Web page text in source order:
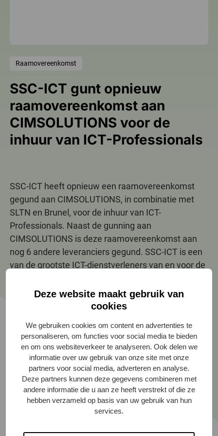
Deze website maakt gebruik van
cookies
We gebruiken cookies om content en advertenties te
personaliseren, om functies voor social media te bieden
en om ons websiteverkeer te analyseren. Ook delen we
informatie over uw gebruik van onze site met onze
partners voor social media, adverteren en analyse.
Deze partners kunnen deze gegevens combineren met
andere informatie die u aan ze heeft verstrekt of die ze
hebben verzameld op basis van uw gebruik van hun
services.
Raamovereenkomst
SSC-ICT gunt opnieuw
raamovereenkomst aan
CIMSOLUTIONS voor de
inhuur van ICT-Professionals
SSC-ICT heeft opnieuw een raamovereenkomst
gegund aan CIMSOLUTIONS, in combinatie met
SLTN en Brunel, voor de inhuur van ICT-
Professionals. Naast de gunning aan
CIMSOLUTIONS is deze raamovereenkomst aan
nog 6 andere leveranciers gegund. SSC-ICT is een
van de grootste ICT-dienstverleners van en voor de
50.000 rijksambtenaren bij 7 ministeries. De
raamovereenkomst gaat in op 1 juli 2024, heeft een
waarde van € 270.000.000,-.
De inhuur betreft voornamelijk de volgende
functies: Applicatiebeheerders,
Systeembeheerders, Projectmanagers,
Systeemontwikkelaars, Netwerkbeheerders,
Serverbeheerders en Applicatieontwikkelaars.
“Het is geweldig dat we de succesvolle